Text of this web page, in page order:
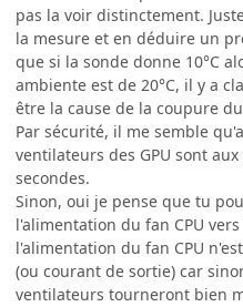
pas la voir distinctement.
la mesure et en déduire un
que si la sonde donne 10°C
ambiente est de 20°C, il y a
être la cause de la coupure
Par sécurité, il me semble
ventilateurs des GPU sont
secondes.
Sinon, oui je pense que tu
l'alimentation du fan CPU
l'alimentation du fan CPU
(ou courant de sortie) car
ventilateurs tourneront bien